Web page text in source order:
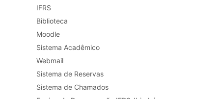
IFRS
Biblioteca
Moodle
Sistema Acadêmico
Webmail
Sistema de Reservas
Sistema de Chamados